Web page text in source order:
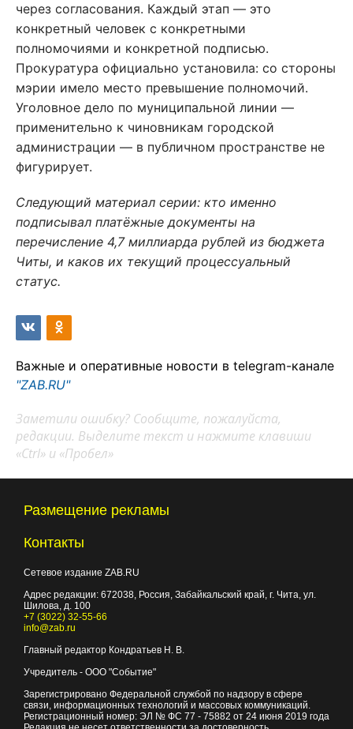
через согласования. Каждый этап — это
конкретный человек с конкретными
полномочиями и конкретной подписью.
Прокуратура официально установила: со стороны
мэрии имело место превышение полномочий.
Уголовное дело по муниципальной линии —
применительно к чиновникам городской
администрации — в публичном пространстве не
фигурирует.
Следующий материал серии: кто именно
подписывал платёжные документы на
перечисление 4,7 миллиарда рублей из бюджета
Читы, и каков их текущий процессуальный
статус.
Важные и оперативные новости в telegram-канале
"ZAB.RU"
Заметили ошибку? Сообщите, пожалуйста,
редакции. Выделите текст и нажмите клавиши
«Ctrl» и «Пробел»
Размещение рекламы
Контакты
Сетевое издание ZAB.RU
Адрес редакции: 672038, Россия, Забайкальский край, г. Чита, ул.
Шилова, д. 100
+7 (3022) 32-55-66
info@zab.ru
Главный редактор Кондратьев Н. В.
Учредитель - ООО "Событие"
Зарегистрировано Федеральной службой по надзору в сфере
связи, информационных технологий и массовых коммуникаций.
Регистрационный номер: ЭЛ № ФС 77 - 75882 от 24 июня 2019 года